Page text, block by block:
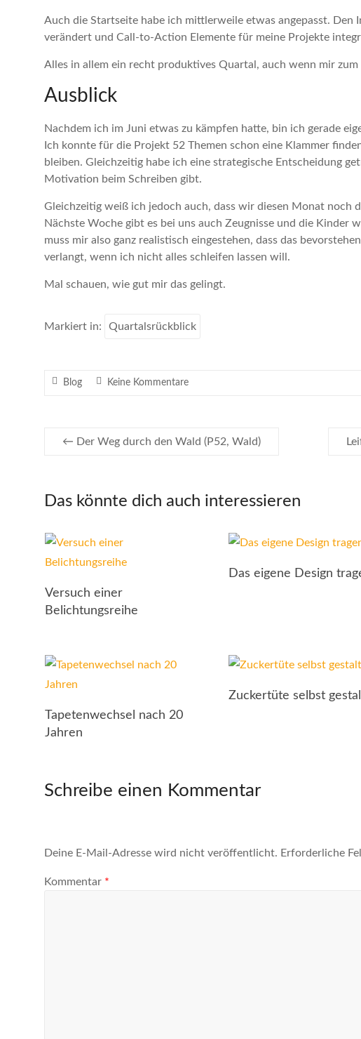
Auch die Startseite habe ich mittlerweile etwas angepasst. Den
verändert und Call-to-Action Elemente für meine Projekte
Alles in allem ein recht produktives Quartal, auch wenn mir zum
Ausblick
Nachdem ich im Juni etwas zu kämpfen hatte, bin ich gerade
Ich konnte für die Projekt 52 Themen schon eine Klammer
bleiben. Gleichzeitig habe ich eine strategische Entscheidung
Motivation beim Schreiben gibt.
Gleichzeitig weiß ich jedoch auch, dass wir diesen Monat noch
Nächste Woche gibt es bei uns auch Zeugnisse und die Kinder
muss mir also ganz realistisch eingestehen, dass das
verlangt, wenn ich nicht alles schleifen lassen will.
Mal schauen, wie gut mir das gelingt.
Markiert in: Quartalsrückblick
Blog Keine Kommentare
← Der Weg durch den Wald (P52, Wald)
Das könnte dich auch interessieren
Versuch einer
Belichtungsreihe
Das eigene Design
Tapetenwechsel nach 20
Jahren
Zuckertüte selbst
Schreibe einen Kommentar
Deine E-Mail-Adresse wird nicht veröffentlicht. Erforderliche
Kommentar *